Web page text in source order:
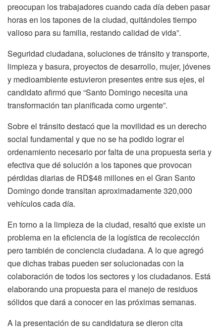
preocupan los trabajadores cuando cada día deben pasar
horas en los tapones de la ciudad, quitándoles tiempo
valioso para su familia, restando calidad de vida”.
Seguridad ciudadana, soluciones de tránsito y transporte,
limpieza y basura, proyectos de desarrollo, mujer, jóvenes
y medioambiente estuvieron presentes entre sus ejes, el
candidato afirmó que “Santo Domingo necesita una
transformación tan planificada como urgente”.
Sobre el tránsito destacó que la movilidad es un derecho
social fundamental y que no se ha podido lograr el
ordenamiento necesario por falta de una propuesta seria y
efectiva que dé solución a los tapones que provocan
pérdidas diarias de RD$48 millones en el Gran Santo
Domingo donde transitan aproximadamente 320,000
vehículos cada día.
En torno a la limpieza de la ciudad, resaltó que existe un
problema en la eficiencia de la logística de recolección
pero también de conciencia ciudadana. A lo que agregó
que dichas trabas pueden ser solucionadas con la
colaboración de todos los sectores y los ciudadanos. Está
elaborando una propuesta para el manejo de residuos
sólidos que dará a conocer en las próximas semanas.
A la presentación de su candidatura se dieron cita